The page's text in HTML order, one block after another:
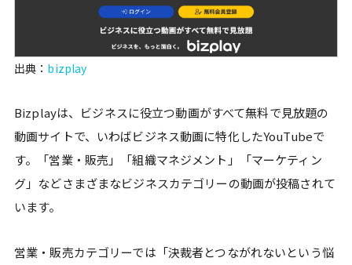
出典： bizplay
Bizplayは、ビジネスに役立つ動画がすべて無料で見放題の
動画サイトで、いわばビジネス動画に特化したYouTubeで
す。「営業・販売」「組織マネジメント」「マーケティン
グ」などさまざまなビジネスカテゴリーの動画が投稿されて
います。
営業・販売カテゴリーでは「決裁者とつながれないという悩